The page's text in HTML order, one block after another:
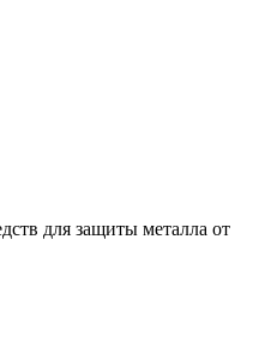
для защиты металла от